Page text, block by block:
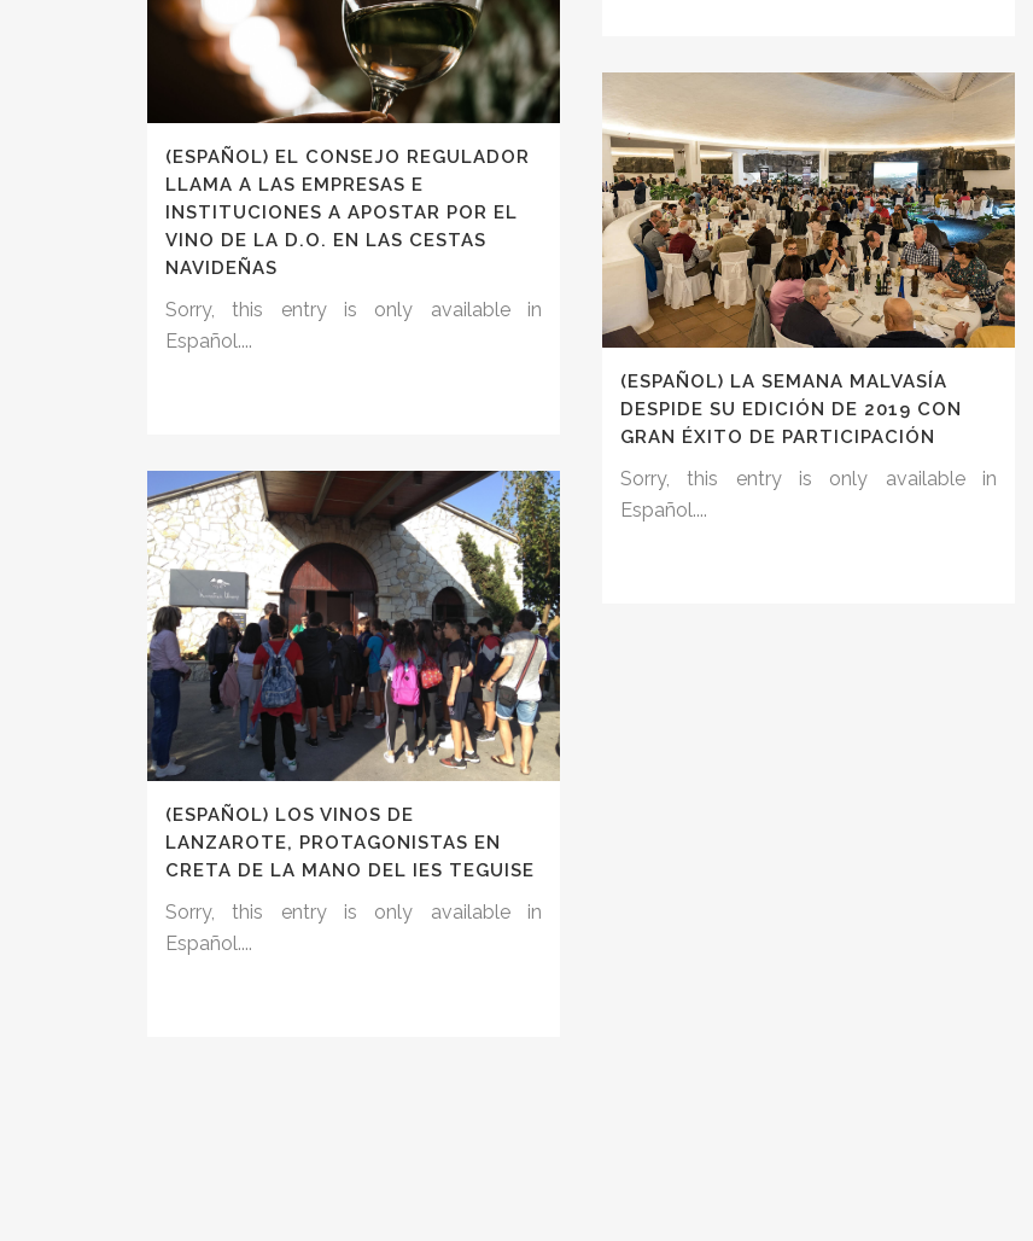
(ESPAÑOL) EL CONSEJO REGULADOR
LLAMA A LAS EMPRESAS E
INSTITUCIONES A APOSTAR POR EL
VINO DE LA D.O. EN LAS CESTAS
NAVIDEÑAS
Sorry, this entry is only available in
Español....
(ESPAÑOL) LA SEMANA MALVASÍA
DESPIDE SU EDICIÓN DE 2019 CON
GRAN ÉXITO DE PARTICIPACIÓN
Sorry, this entry is only available in
Español....
(ESPAÑOL) LOS VINOS DE
LANZAROTE, PROTAGONISTAS EN
CRETA DE LA MANO DEL IES TEGUISE
Sorry, this entry is only available in
Español....